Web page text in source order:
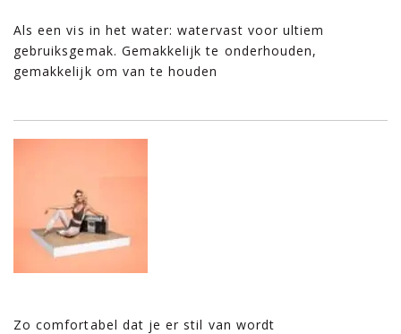
Als een vis in het water: watervast voor ultiem
gebruiksgemak. Gemakkelijk te onderhouden,
gemakkelijk om van te houden
Zo comfortabel dat je er stil van wordt